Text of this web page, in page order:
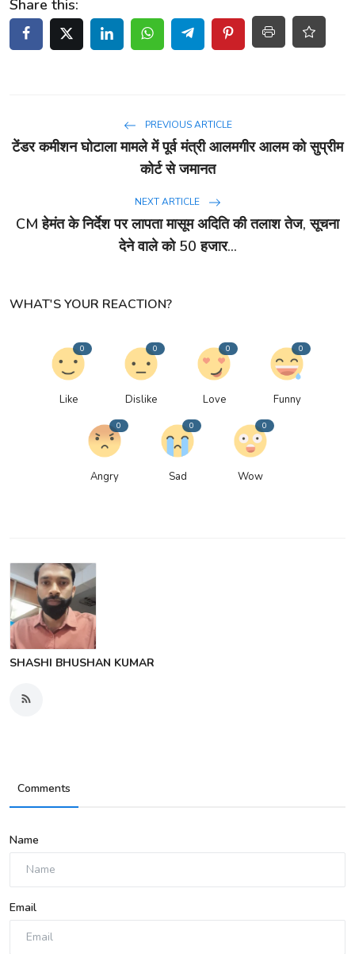
Share this:
PREVIOUS ARTICLE
टेंडर कमीशन घोटाला मामले में पूर्व मंत्री आलमगीर आलम को सुप्रीम
कोर्ट से जमानत
NEXT ARTICLE
CM हेमंत के निर्देश पर लापता मासूम अदिति की तलाश तेज, सूचना
देने वाले को 50 हजार...
WHAT'S YOUR REACTION?
Like
0
Dislike
0
Love
0
Funny
0
Angry
0
Sad
0
Wow
0
SHASHI BHUSHAN KUMAR
Comments
Name
Email